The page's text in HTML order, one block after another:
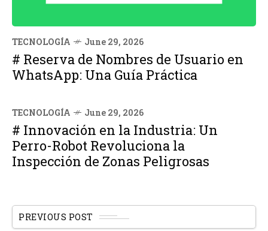
TECNOLOGÍA June 29, 2026
# Reserva de Nombres de Usuario en
WhatsApp: Una Guía Práctica
TECNOLOGÍA June 29, 2026
# Innovación en la Industria: Un
Perro-Robot Revoluciona la
Inspección de Zonas Peligrosas
PREVIOUS POST